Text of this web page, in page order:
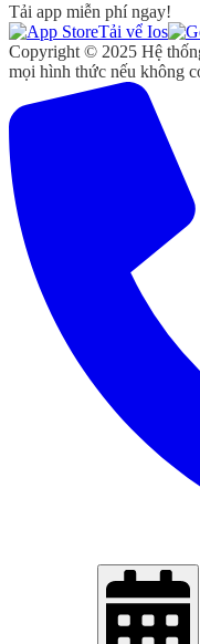
Tải app miễn phí ngay!
Tải vể Ios
Copyright © 2025 Hệ
mọi hình thức nếu không